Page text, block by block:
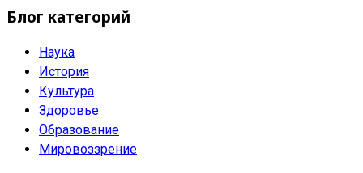
Блог категорий
Наука
История
Культура
Здоровье
Образование
Мировоззрение